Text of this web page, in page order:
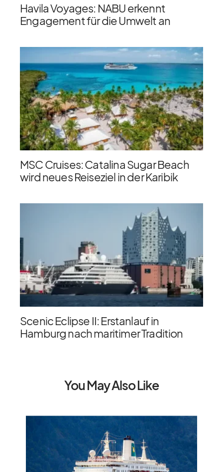
Havila Voyages: NABU erkennt
Engagement für die Umwelt an
MSC Cruises: Catalina Sugar Beach
wird neues Reiseziel in der Karibik
Scenic Eclipse II: Erstanlauf in
Hamburg nach maritimer Tradition
You May Also Like